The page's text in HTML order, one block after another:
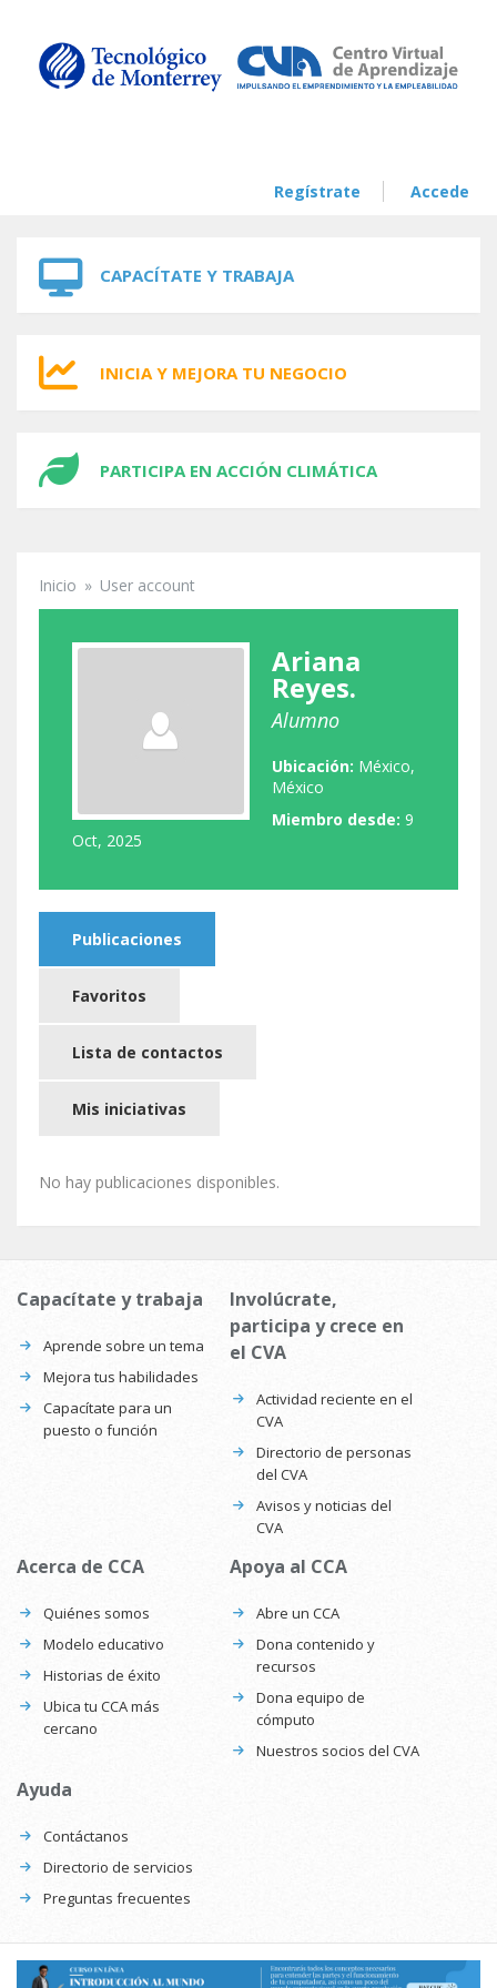
Regístrate Accede
CAPACÍTATE Y TRABAJA
INICIA Y MEJORA TU NEGOCIO
PARTICIPA EN ACCIÓN CLIMÁTICA
Se encuentra usted aquí
Inicio » User account
Ariana
Reyes.
Alumno
Ubicación: México,
México
Miembro desde: 9
Oct, 2025
Publicaciones
Favoritos
Lista de contactos
Mis iniciativas
No hay publicaciones disponibles.
Capacítate y trabaja
Aprende sobre un tema
Mejora tus habilidades
Capacítate para un
puesto o función
Involúcrate,
participa y crece en
el CVA
Actividad reciente en el
CVA
Directorio de personas
del CVA
Avisos y noticias del
CVA
Acerca de CCA
Quiénes somos
Modelo educativo
Historias de éxito
Ubica tu CCA más
cercano
Apoya al CCA
Abre un CCA
Dona contenido y
recursos
Dona equipo de
cómputo
Nuestros socios del CVA
Ayuda
Contáctanos
Directorio de servicios
Preguntas frecuentes